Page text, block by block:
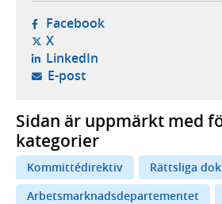
Facebook- öppnas i ny flik,
X- öppnas i ny flik, extern
LinkedIn- öppnas i ny flik,
E-post- öppnar din e-
Sidan är uppmärkt med
kategorier
Kommittédirektiv
Rättsliga
Arbetsmarknadsdepartementet